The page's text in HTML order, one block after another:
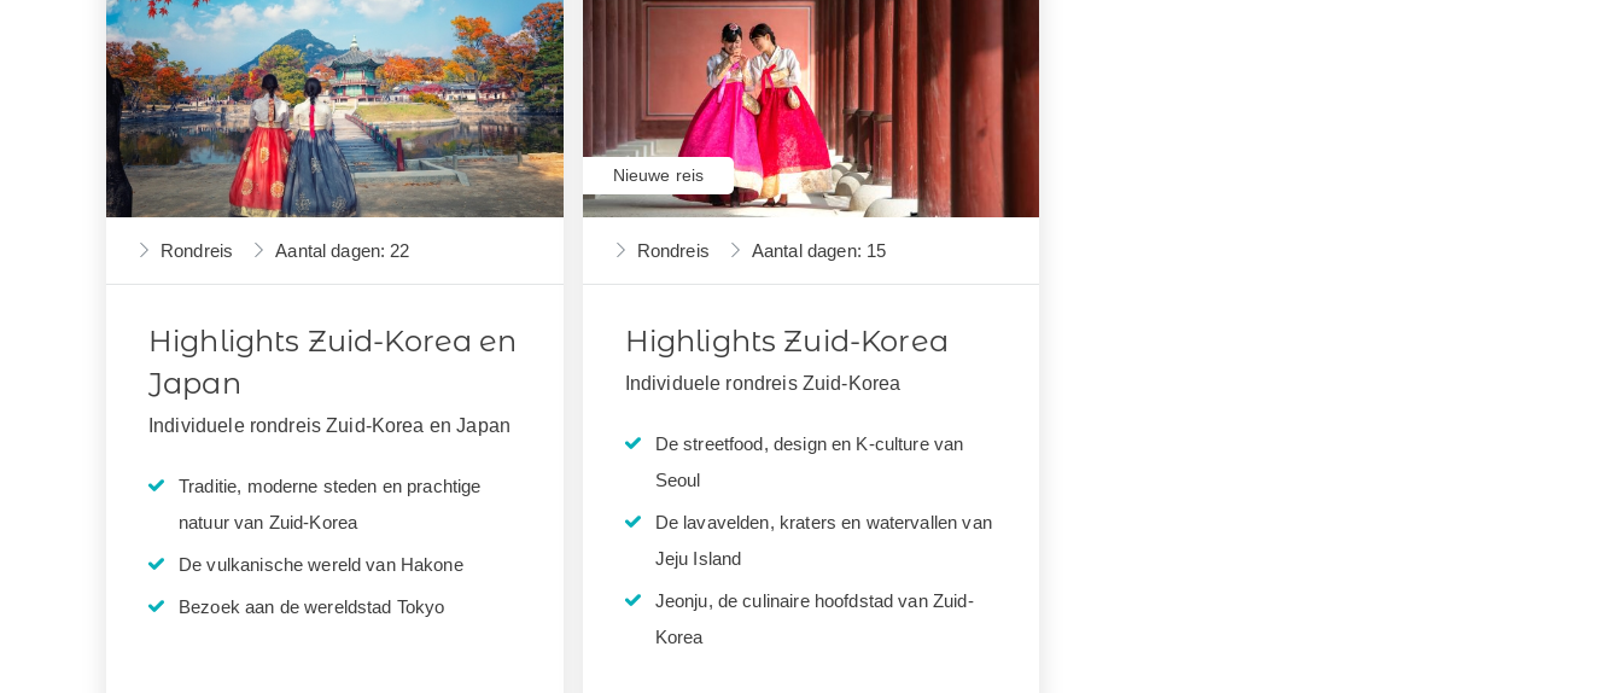
Rondreis Aantal dagen: 22
Highlights Zuid-Korea en
Japan
Individuele rondreis Zuid-Korea en Japan
Traditie, moderne steden en prachtige
natuur van Zuid-Korea
De vulkanische wereld van Hakone
Bezoek aan de wereldstad Tokyo
Rondreis Aantal dagen: 15
Highlights Zuid-Korea
Individuele rondreis Zuid-Korea
De streetfood, design en K-culture van
Seoul
De lavavelden, kraters en watervallen van
Jeju Island
Jeonju, de culinaire hoofdstad van Zuid-
Korea
Nieuwe reis